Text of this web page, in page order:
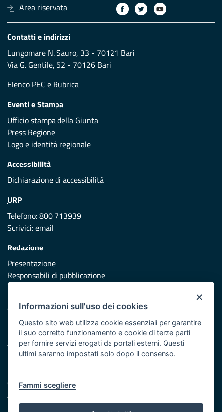
Area riservata
Contatti e indirizzi
Lungomare N. Sauro, 33 - 70121 Bari
Via G. Gentile, 52 - 70126 Bari
Elenco PEC e Rubrica
Eventi e Stampa
Ufficio stampa della Giunta
Press Regione
Logo e identità regionale
Accessibilità
Dichiarazione di accessibilità
URP
Telefono: 800 713939
Scrivici:email
Redazione
Presentazione
Responsabili di pubblicazione
Vai al sito di Protezione Civile Puglia
Iniziativa finanziata con risorse del POR Puglia 2014/2020 -
Asse XI
Cookie e privacy
Atti di notifica
Feed RSS
×
Informazioni sull'uso dei cookies
Questo sito web utilizza cookie essenziali per garantire
il suo corretto funzionamento e cookie di terze parti
per fornire servizi erogati da portali esterni. Questi
ultimi saranno impostati solo dopo il consenso.
Fammi scegliere